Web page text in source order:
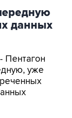
данных
Пентагон
уже